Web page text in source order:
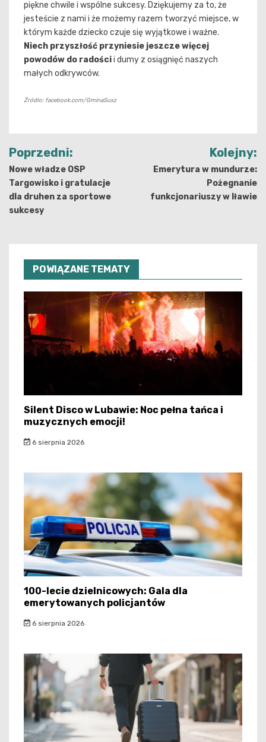
piękne chwile i wspólne sukcesy. Dziękujemy za to, że
jesteście z nami i że możemy razem tworzyć miejsce, w
którym każde dziecko czuje się wyjątkowe i ważne.
Niech przyszłość przyniesie jeszcze więcej
powodów do radościi dumy z osiągnięć naszych
małych odkrywców.
Źródło: facebook.com/GminaSusz
Nawigacja
wpisu
Poprzedni:
Nowe władze OSP
Targowisko i gratulacje
dla druhen za sportowe
sukcesy
Kolejny:
Emerytura w mundurze:
Pożegnanie
funkcjonariuszy w Iławie
POWIĄZANE TEMATY
Silent Disco w Lubawie: Noc pełna tańca i
muzycznych emocji!
6 sierpnia 2026
100-lecie dzielnicowych: Gala dla
emerytowanych policjantów
6 sierpnia 2026